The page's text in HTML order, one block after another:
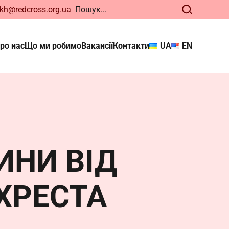
kh@redcross.org.ua
насЩо ми робимоВакансіїКонтакти UA EN
ВІД
Відтепер